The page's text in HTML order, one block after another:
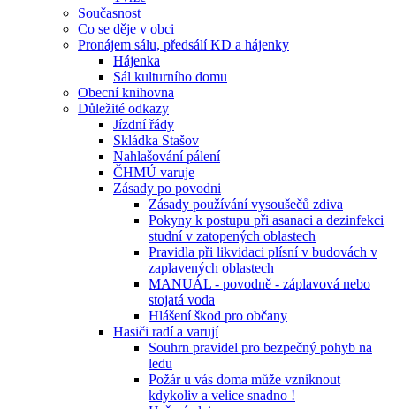
Současnost
Co se děje v obci
Pronájem sálu, předsálí KD a hájenky
Hájenka
Sál kulturního domu
Obecní knihovna
Důležité odkazy
Jízdní řády
Skládka Stašov
Nahlašování pálení
ČHMÚ varuje
Zásady po povodni
Zásady používání vysoušečů zdiva
Pokyny k postupu při asanaci a dezinfekci
studní v zatopených oblastech
Pravidla při likvidaci plísní v budovách v
zaplavených oblastech
MANUÁL - povodně - záplavová nebo
stojatá voda
Hlášení škod pro občany
Hasiči radí a varují
Souhrn pravidel pro bezpečný pohyb na
ledu
Požár u vás doma může vzniknout
kdykoliv a velice snadno !